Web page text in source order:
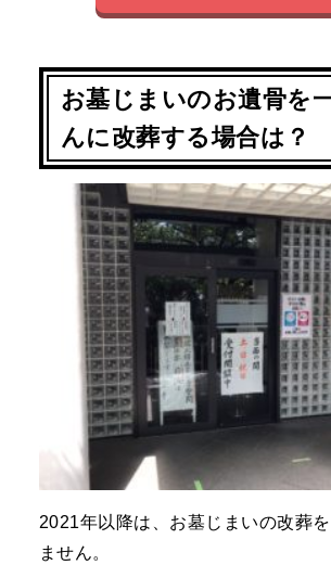
お墓じまいのお遺骨を
んに改葬する場合は？
2021年以降は、お墓じまいの改葬
ません。